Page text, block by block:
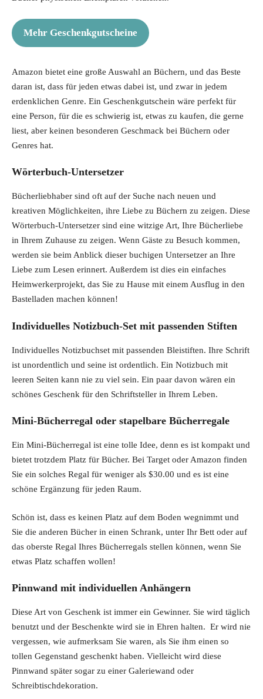
Mehr Geschenkgutscheine
Amazon bietet eine große Auswahl an Büchern, und das Beste
daran ist, dass für jeden etwas dabei ist, und zwar in jedem
erdenklichen Genre. Ein Geschenkgutschein wäre perfekt für
eine Person, für die es schwierig ist, etwas zu kaufen, die gerne
liest, aber keinen besonderen Geschmack bei Büchern oder
Genres hat.
Wörterbuch-Untersetzer
Bücherliebhaber sind oft auf der Suche nach neuen und
kreativen Möglichkeiten, ihre Liebe zu Büchern zu zeigen. Diese
Wörterbuch-Untersetzer sind eine witzige Art, Ihre Bücherliebe
in Ihrem Zuhause zu zeigen. Wenn Gäste zu Besuch kommen,
werden sie beim Anblick dieser buchigen Untersetzer an Ihre
Liebe zum Lesen erinnert. Außerdem ist dies ein einfaches
Heimwerkerprojekt, das Sie zu Hause mit einem Ausflug in den
Bastelladen machen können!
Individuelles Notizbuch-Set mit passenden Stiften
Individuelles Notizbuchset mit passenden Bleistiften. Ihre Schrift
ist unordentlich und seine ist ordentlich. Ein Notizbuch mit
leeren Seiten kann nie zu viel sein. Ein paar davon wären ein
schönes Geschenk für den Schriftsteller in Ihrem Leben.
Mini-Bücherregal oder stapelbare Bücherregale
Ein Mini-Bücherregal ist eine tolle Idee, denn es ist kompakt und
bietet trotzdem Platz für Bücher. Bei Target oder Amazon finden
Sie ein solches Regal für weniger als $30.00 und es ist eine
schöne Ergänzung für jeden Raum.
Schön ist, dass es keinen Platz auf dem Boden wegnimmt und
Sie die anderen Bücher in einen Schrank, unter Ihr Bett oder auf
das oberste Regal Ihres Bücherregals stellen können, wenn Sie
etwas Platz schaffen wollen!
Pinnwand mit individuellen Anhängern
Diese Art von Geschenk ist immer ein Gewinner. Sie wird täglich
benutzt und der Beschenkte wird sie in Ehren halten. Er wird nie
vergessen, wie aufmerksam Sie waren, als Sie ihm einen so
tollen Gegenstand geschenkt haben. Vielleicht wird diese
Pinnwand später sogar zu einer Galeriewand oder
Schreibtischdekoration.